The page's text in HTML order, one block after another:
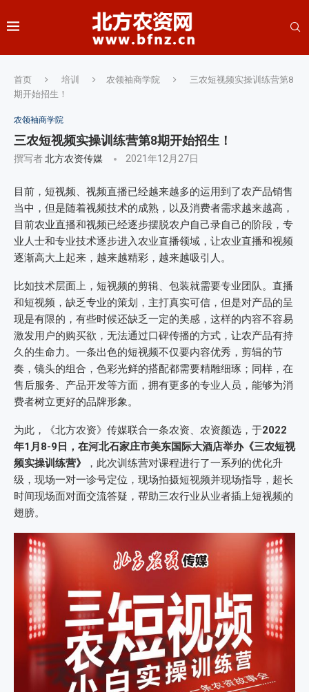
首页 培训 农领袖商学院
三农短视频实操训练营第8
期开始招生！
农领袖商学院
三农短视频实操训练营第8期开始招生！
撰写者北方农资传媒 2021年12月27日
目前，短视频、视频直播已经越来越多的运用到了农产品销售
当中，但是随着视频技术的成熟，以及消费者需求越来越高，
目前农业直播和视频已经逐步摆脱农户自己录自己的阶段，专
业人士和专业技术逐步进入农业直播领域，让农业直播和视频
逐渐高大上起来，越来越精彩，越来越吸引人。
比如技术层面上，短视频的剪辑、包装就需要专业团队。直播
和短视频，缺乏专业的策划，主打真实可信，但是对产品的呈
现是有限的，有些时候还缺乏一定的美感，这样的内容不容易
激发用户的购买欲，无法通过口碑传播的方式，让农产品有持
久的生命力。一条出色的短视频不仅要内容优秀，剪辑的节
奏，镜头的组合，色彩光鲜的搭配都需要精雕细琢；同样，在
售后服务、产品开发等方面，拥有更多的专业人员，能够为消
费者树立更好的品牌形象。
为此，《北方农资》传媒联合一条农资、农资颜选，于2022
年1月8-9日，在河北石家庄市美东国际大酒店举办《三农短视
频实操训练营》
，此次训练营对课程进行了一系列的优化升
级，现场一对一诊号定位，现场拍摄短视频并现场指导，超长
时间现场面对面交流答疑，帮助三农行业从业者插上短视频的
翅膀。